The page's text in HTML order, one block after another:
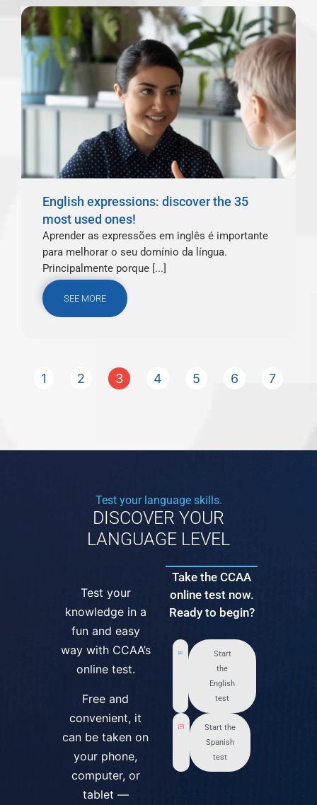
English expressions: discover the 35
most used ones!
Aprender as expressões em inglês é importante
para melhorar o seu domínio da língua.
Principalmente porque [...]
SEE MORE
1 2 3 4 5 6 7
Test your language skills.
DISCOVER YOUR
LANGUAGE LEVEL
Test your
knowledge in a
fun and easy
way with CCAA’s
online test.
Free and
convenient, it
can be taken on
your phone,
computer, or
tablet —
Take the CCAA
online test now.
Ready to begin?
Start
the
English
test
Start the
Spanish
test